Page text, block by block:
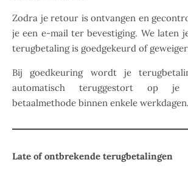
Zodra je retour is ontvangen en
je een e-mail ter bevestiging. We laten
terugbetaling is goedgekeurd of
Bij goedkeuring wordt je
automatisch teruggestort op je
betaalmethode binnen enkele werkdagen.
Late of ontbrekende terugbetalingen